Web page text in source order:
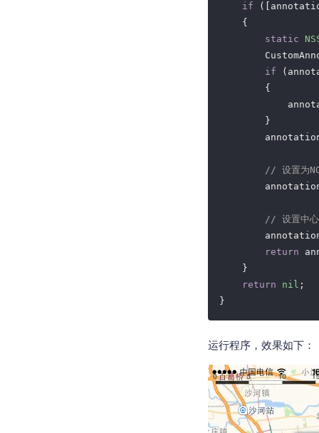
if
    {
static
if
        {
        }
// 设置为
// 设置中心
return
    }
return
nil ;
运行程序，效果如下：